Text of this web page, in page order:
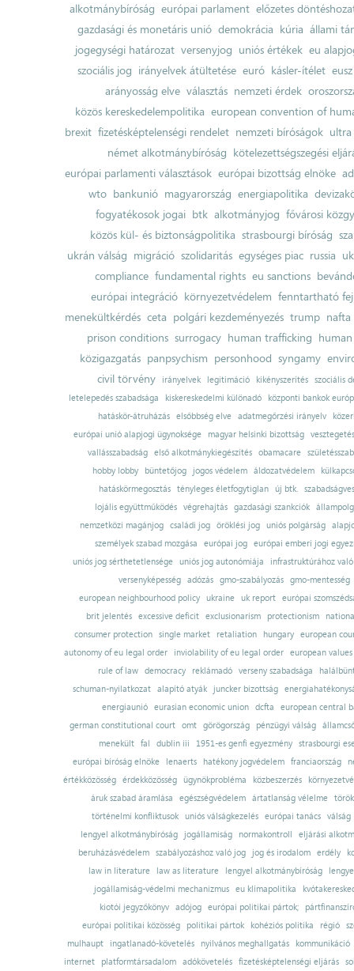
alkotmánybíróság európai parlament előzetes
gazdasági és monetáris unió demokrácia kúria állami
jogegységi határozat versenyjog uniós értékek eu
szociális jog irányelvek átültetése euró kásler-ítélet
arányosság elve választás nemzeti érdek
közös kereskedelempolitika european convention of
brexit fizetésképtelenségi rendelet nemzeti bíróságok ultra
német alkotmánybíróság kötelezettségszegési
európai parlamenti választások európai bizottság elnöke
wto bankunió magyarország energiapolitika
fogyatékosok jogai btk alkotmányjog fővárosi
közös kül- és biztonságpolitika strasbourgi bíróság
ukrán válság migráció szolidaritás egységes piac russia
compliance fundamental rights eu sanctions
európai integráció környezetvédelem fenntartható
menekültkérdés ceta polgári kezdeményezés trump nafta
prison conditions surrogacy human trafficking
közigazgatás panpsychism personhood syngamy
civil törvény
irányelvek legitimáció kikényszerítés szociális
letelepedés szabadsága
kiskereskedelmi különadó
központi bankok
hatáskör-átruházás
elsőbbség elve adatmegőrzési irányelv
európai unió alapjogi ügynoksége
magyar helsinki bizottság
vesztegetés
vallásszabadság
első alkotmánykiegészítés obamacare
hobby lobby
büntetőjog jogos védelem áldozatvédelem
hatáskörmegosztás tényleges életfogytiglan új btk.
lojális együttműködés
végrehajtás gazdasági szankciók
nemzetközi magánjog
családi jog öröklési jog uniós polgárság
személyek szabad mozgása
európai jog európai emberi jogi
uniós jog sérthetetlensége uniós jog autonómiája
infrastruktúrához
versenyképesség adózás gmo-szabályozás gmo-mentesség
european neighbourhood policy
ukraine uk report
európai
brit jelentés excessive deficit exclusionarism protectionism
consumer protection
single market retaliation hungary
european
autonomy of eu legal order
inviolability of eu legal order
european values
rule of law
democracy reklámadó verseny szabadsága
schuman-nyilatkozat alapító atyák juncker bizottság
energiaunió eurasian economic union dcfta
european central
german constitutional court
omt görögország pénzügyi válság
menekült
fal dublin iii 1951-es genfi egyezmény
strasbourgi
európai bíróság elnöke
lenaerts hatékony jogvédelem franciaország
értékközösség
érdekközösség ügynökprobléma közbeszerzés
áruk szabad áramlása
egészségvédelem ártatlanság vélelme
történelmi konfliktusok uniós válságkezelés európai tanács válság
lengyel alkotmánybíróság
jogállamiság normakontroll
eljárási
beruházásvédelem
szabályozáshoz való jog jog és irodalom erdély
law in literature
law as literature lengyel alkotmánybíróság
jogállamiság-védelmi mechanizmus
eu klímapolitika
kiotói jegyzőkönyv adójog európai politikai pártok;
európai politikai közösség
politikai pártok kohéziós politika régió
mulhaupt
ingatlanadó-követelés nyilvános meghallgatás
kommunikáció
internet
platformtársadalom adókövetelés fizetésképtelenségi eljárás